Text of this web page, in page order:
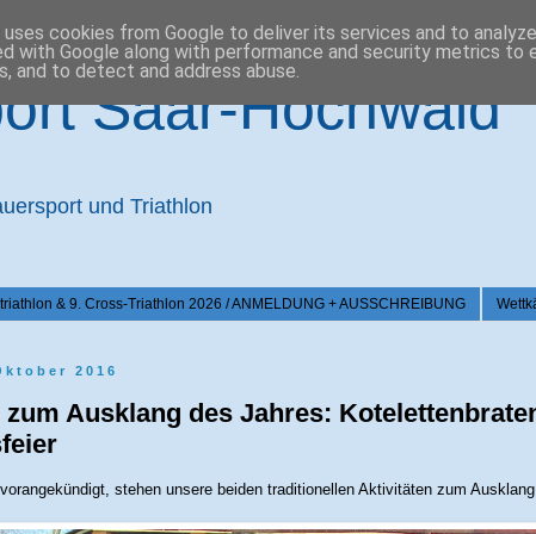
Saar-Hochwald
und Triathlon
& 9. Cross-Triathlon 2026 / ANMELDUNG + AUSSCHREIBUNG
2016
Ausklang des Jahres:
stehen unsere beiden traditionellen Aktivitäten zum
cookies from Google to deliver its services and to
with Google along with performance and security metrics to
and to detect and address abuse.